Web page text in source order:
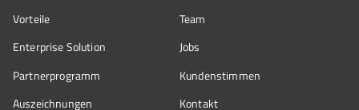
Vorteile
Enterprise Solution
Partnerprogramm
Auszeichnungen
Team
Jobs
Kundenstimmen
Kontakt